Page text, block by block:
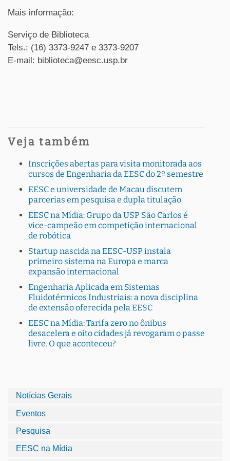
Mais informação:
Serviço de Biblioteca
Tels.: (16) 3373-9247 e 3373-9207
E-mail: biblioteca@eesc.usp.br
Veja também
Inscrições abertas para visita monitorada aos
cursos de Engenharia da EESC do 2º semestre
EESC e universidade de Macau discutem
parcerias em pesquisa e dupla titulação
EESC na Mídia: Grupo da USP São Carlos é
vice-campeão em competição internacional
de robótica
Startup nascida na EESC-USP instala
primeiro sistema na Europa e marca
expansão internacional
Engenharia Aplicada em Sistemas
Fluidotérmicos Industriais: a nova disciplina
de extensão oferecida pela EESC
EESC na Mídia: Tarifa zero no ônibus
desacelera e oito cidades já revogaram o passe
livre. O que aconteceu?
Notícias Gerais
Eventos
Pesquisa
EESC na Mídia